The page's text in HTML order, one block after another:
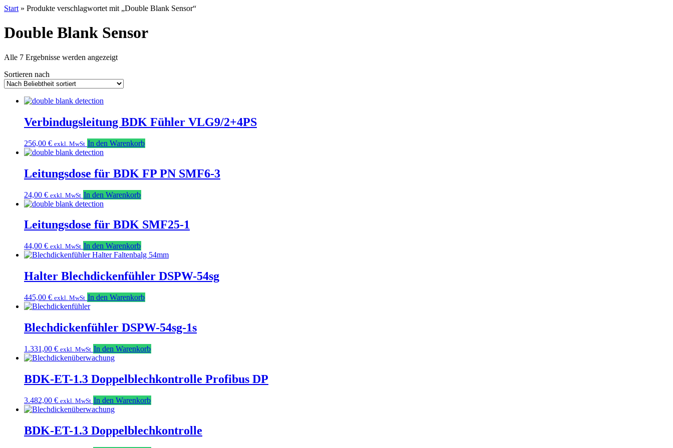
Start » Produkte verschlagwortet mit „Double Blank Sensor“
Double Blank Sensor
Alle 7 Ergebnisse werden angezeigtNach
Sortieren nach
Verbindugsleitung BDK Fühler VLG9/2+4PS
256,00 € exkl. MwSt In den Warenkorb
Leitungsdose für BDK FP PN SMF6-3
24,00 € exkl. MwSt In den Warenkorb
Leitungsdose für BDK SMF25-1
44,00 € exkl. MwSt In den Warenkorb
Halter Blechdickenfühler DSPW-54sg
445,00 € exkl. MwSt In den Warenkorb
Blechdickenfühler DSPW-54sg-1s
1.331,00 € exkl. MwSt In den Warenkorb
BDK-ET-1.3 Doppelblechkontrolle Profibus DP
3.482,00 € exkl. MwSt In den Warenkorb
BDK-ET-1.3 Doppelblechkontrolle